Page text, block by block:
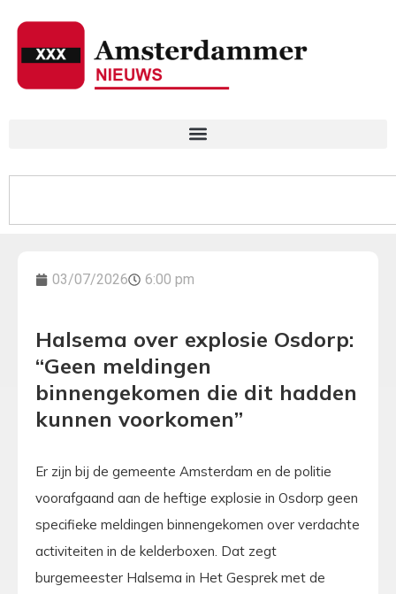
03/07/2026 6:00 pm
Halsema over explosie Osdorp:
“Geen meldingen
binnengekomen die dit hadden
kunnen voorkomen”
Er zijn bij de gemeente Amsterdam en de politie
voorafgaand aan de heftige explosie in Osdorp geen
specifieke meldingen binnengekomen over verdachte
activiteiten in de kelderboxen. Dat zegt
burgemeester Halsema in Het Gesprek met de